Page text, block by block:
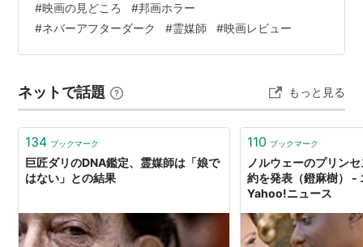
は、人里離れた洋館が舞台になっており、閉ざされた空
間ならではの不安があります。暗い廊下や部屋の奥に、
何かが潜んでいそうな感覚が、作品全体の怖さを支えて
でありながら、一方は死者、一方は生者という設定が印
象的です。単なるバディもので…
#映画の見どころ #邦画ホラー
#ネバーアフターダーク #霊媒師 #映画レビュー
ネットで話題 もっと見る
134 ブックマーク
巨匠ダリのDNA鑑定、霊媒師は「娘で
はない」との結果
110 ブックマーク
ノルウェーのプリン
約を発表（鐙麻樹） -
Yahoo!ニュース